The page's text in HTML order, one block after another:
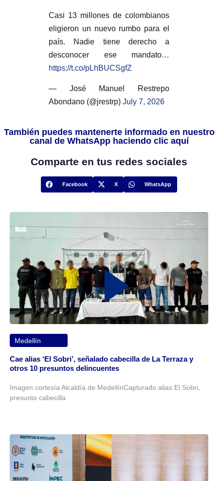
Casi 13 millones de colombianos
eligieron un nuevo rumbo para el
país. Nadie tiene derecho a
desconocer ese mandato…
https://t.co/pLhBUCSgfZ
— José Manuel Restrepo
Abondano (@jrestrp) July 7, 2026
También puedes mantenerte informado en nuestro
canal de WhatsApp haciendo clic aquí
Comparte en tus redes sociales
Facebook X WhatsApp
Medellín
Cae alias ‘El Sobri’, señalado cabecilla de La Terraza y
otros 10 presuntos delincuentes
Imagen cortesía Alcaldía de MedellínCapturado alias El Sobri,
presunto cabecilla